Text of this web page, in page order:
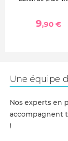
9,90 €
Une équipe
Nos experts en
accompagnent
!